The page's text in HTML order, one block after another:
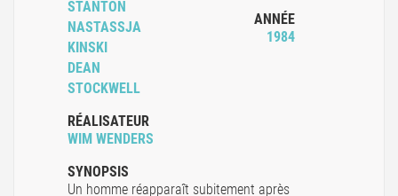
STANTON
NASTASSJA
KINSKI
DEAN
STOCKWELL
RÉALISATEUR
WIM WENDERS
ANNÉE
1984
SYNOPSIS
Un homme réapparaît subitement après